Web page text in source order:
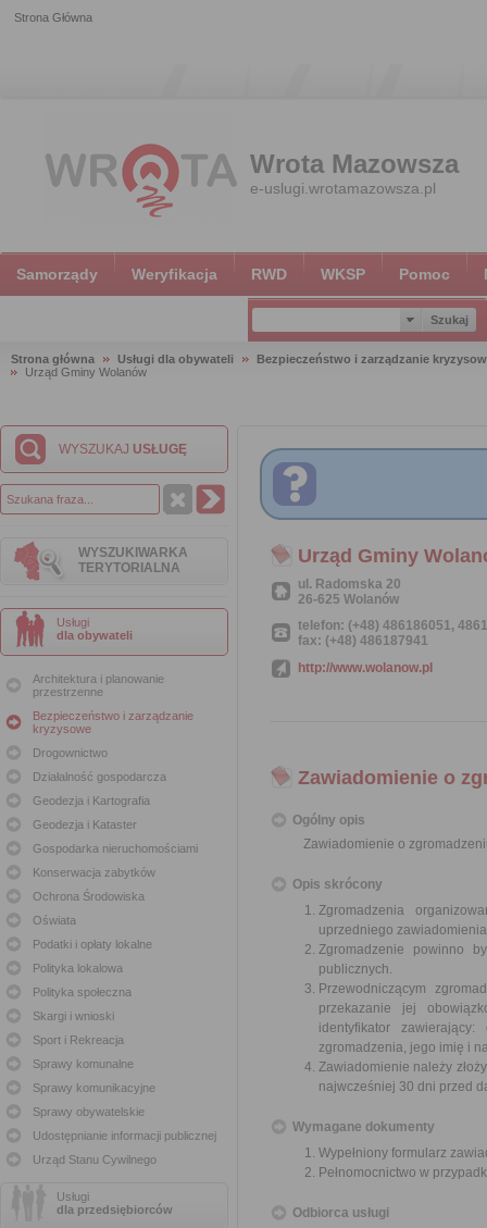
Strona Główna
Wrota Mazowsza
e-uslugi.wrotamazowsza.pl
Samorządy Weryfikacja RWD WKSP Pomoc
Strona główna Usługi dla obywateli
Bezpieczeństwo i zarządzanie
Urząd Gminy Wolanów
WYSZUKAJ USŁUGĘ
WYSZUKIWARKA
TERYTORIALNA
Usługi
dla obywateli
Architektura i planowanie
przestrzenne
Bezpieczeństwo i zarządzanie
kryzysowe
Drogownictwo
Działalność gospodarcza
Geodezja i Kartografia
Geodezja i Kataster
Gospodarka nieruchomościami
Konserwacja zabytków
Ochrona Środowiska
Oświata
Podatki i opłaty lokalne
Polityka lokalowa
Polityka społeczna
Skargi i wnioski
Sport i Rekreacja
Sprawy komunalne
Sprawy komunikacyjne
Sprawy obywatelskie
Udostępnianie informacji publicznej
Urząd Stanu Cywilnego
Usługi
dla przedsiębiorców
Urząd Gminy
ul. Radomska 20
26-625 Wolanów
telefon: (+48) 486186051,
fax: (+48) 486187941
http://www.wolanow.pl
Zawiadomienie o
Ogólny opis
Zawiadomienie o
Opis skrócony
Zgromadzenia
uprzedniego
Zgromadzenie powinno
publicznych.
Przewodniczącym
przekazanie jej
identyfikator
zgromadzenia, jego imię i
Zawiadomienie należy
najwcześniej 30 dni przed
Wymagane dokumenty
Wypełniony formularz
Pełnomocnictwo w
Odbiorca usługi